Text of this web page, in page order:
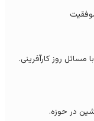
روز کارآفرینی.
حوزه.